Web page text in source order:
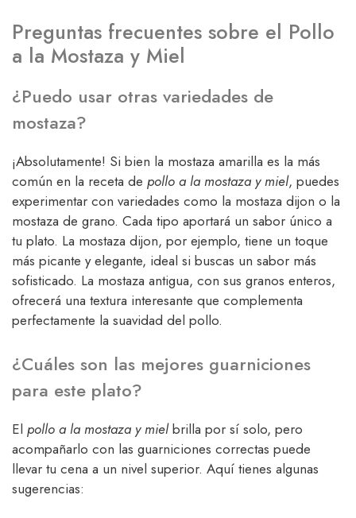
Preguntas frecuentes sobre el Pollo
a la Mostaza y Miel
¿Puedo usar otras variedades de
mostaza?
¡Absolutamente! Si bien la mostaza amarilla es la más
común en la receta de pollo a la mostaza y miel, puedes
experimentar con variedades como la mostaza dijon o la
mostaza de grano. Cada tipo aportará un sabor único a
tu plato. La mostaza dijon, por ejemplo, tiene un toque
más picante y elegante, ideal si buscas un sabor más
sofisticado. La mostaza antigua, con sus granos enteros,
ofrecerá una textura interesante que complementa
perfectamente la suavidad del pollo.
¿Cuáles son las mejores guarniciones
para este plato?
El pollo a la mostaza y mielbrilla por sí solo, pero
acompañarlo con las guarniciones correctas puede
llevar tu cena a un nivel superior. Aquí tienes algunas
sugerencias: